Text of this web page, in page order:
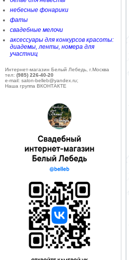
небесные фонарики
фаты
свадебные мелочи
аксессуары для конкурсов красоты:
диадемы, ленты, номера для
участниц
Интернет-магазин Белый Лебедь, г.Москва
тел: (985) 226-40-20
e-mail: salon-belleb@yandex.ru;
Наша группа ВКОНТАКТЕ